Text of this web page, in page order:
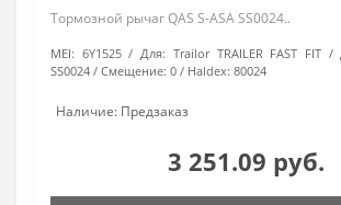
Тормозной рычаг QAS S-ASA SS0024..
MEI: 6Y1525 Для: Trailor TRAILER FAST FIT
SS0024
Смещение: 0 Haldex: 80024
Наличие: Предзаказ
3 251.09 руб.